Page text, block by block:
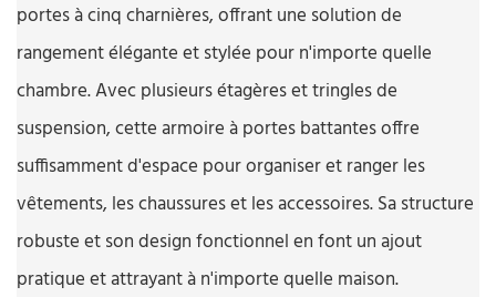
portes à cinq charnières, offrant une solution de
rangement élégante et stylée pour n'importe quelle
chambre. Avec plusieurs étagères et tringles de
suspension, cette armoire à portes battantes offre
suffisamment d'espace pour organiser et ranger les
vêtements, les chaussures et les accessoires. Sa structure
robuste et son design fonctionnel en font un ajout
pratique et attrayant à n'importe quelle maison.